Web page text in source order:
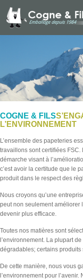
COGNE & FILS
L’ENVIRONNEMENT
L’ensemble des papeteries
travaillons sont certifiées FSC.
démarche visant à
c’est avoir la certitude que le
produit dans le respect des
Nous croyons qu’une
peut non seulement améliorer
devenir plus efficace.
Toutes nos matières sont
l’environnement. La plupart
dégradables; certains
De cette manière, nous vous
l’environnement pour